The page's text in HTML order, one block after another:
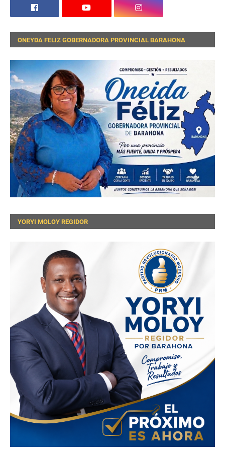
ONEYDA FELIZ GOBERNADORA PROVINCIAL BARAHONA
YORYI MOLOY REGIDOR